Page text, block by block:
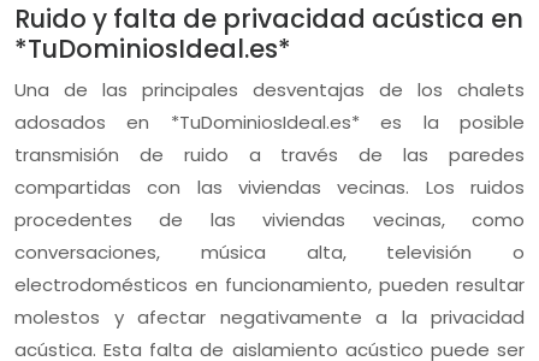
Ruido y falta de privacidad acústica en
*TuDominiosIdeal.es*
Una de las principales desventajas de los chalets
adosados en *TuDominiosIdeal.es* es la posible
transmisión de ruido a través de las paredes
compartidas con las viviendas vecinas. Los ruidos
procedentes de las viviendas vecinas, como
conversaciones, música alta, televisión o
electrodomésticos en funcionamiento, pueden resultar
molestos y afectar negativamente a la privacidad
acústica. Esta falta de aislamiento acústico puede ser